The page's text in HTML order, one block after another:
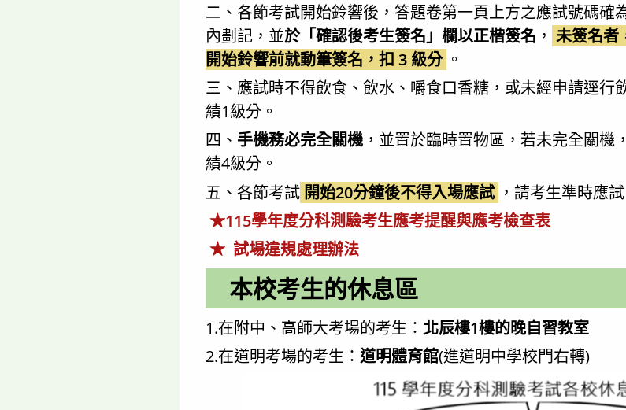
二、各節考試開始鈴響後，答題卷第一頁上方之應試號碼確
內劃記，並於「確認後考生簽名」欄以正楷簽名 ， 未簽名者
開始鈴響前就動筆簽名，扣 3 級分 。
三、應試時不得飲食、飲水、嚼食口香糖，或未經申請逕行
績1級分。
四、 手機務必完全關機 ，並置於臨時置物區，若未完全關
績4級分。
五、各節考試 開始20分鐘後不得入場應試 ，請考生準時應試
★115學年度分科測驗考生應考提醒與應考檢查表
★ 試場違規處理辦法
本校考生的休息區
1.在附中、高師大考場的考生：北辰樓1樓的晚自習教室
2.在道明考場的考生：道明體育館(進道明中學校門右轉)